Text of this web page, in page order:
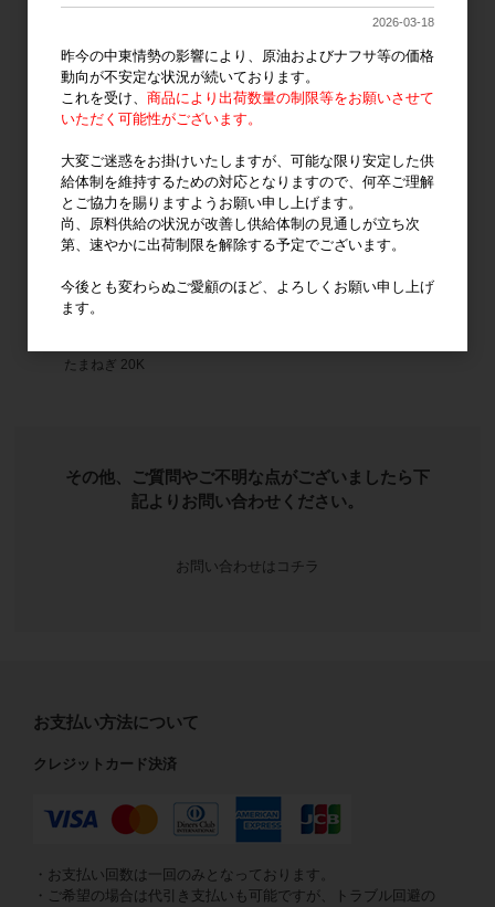
ラップイン モノフィラネッ
ト 2K 北海道産たまねぎ
たまねぎ 20K
その他、ご質問やご不明な点がございましたら下
記よりお問い合わせください。
お問い合わせはコチラ
お支払い方法について
クレジットカード決済
・お支払い回数は一回のみとなっております。
・ご希望の場合は代引き支払いも可能ですが、トラブル回避の
2026-03-18
昨今の中東情勢の影響により、原油およびナフサ等の価格
動向が不安定な状況が続いております。
これを受け、 商品により出荷数量の制限等をお願いさせて
いただく可能性がございます。
大変ご迷惑をお掛けいたしますが、可能な限り安定した供
給体制を維持するための対応となりますので、何卒ご理解
とご協力を賜りますようお願い申し上げます。
尚、原料供給の状況が改善し供給体制の見通しが立ち次
第、速やかに出荷制限を解除する予定でございます。
今後とも変わらぬご愛顧のほど、よろしくお願い申し上げ
ます。